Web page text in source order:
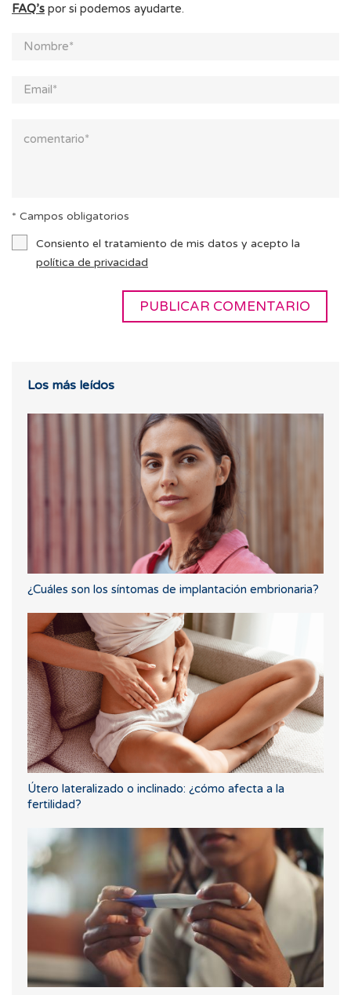
FAQ’s por si podemos ayudarte.
* Campos obligatorios
Consiento el tratamiento de mis datos y acepto la
política de privacidad
Los más leídos
¿Cuáles son los síntomas de implantación embrionaria?
Útero lateralizado o inclinado: ¿cómo afecta a la
fertilidad?